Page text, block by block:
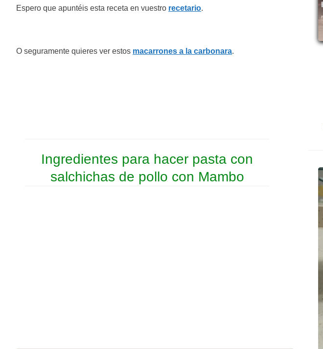
Espero que apuntéis esta receta en vuestro recetario.
O seguramente quieres ver estos macarrones a la carbonara.
Ingredientes para hacer pasta con
salchichas de pollo con Mambo